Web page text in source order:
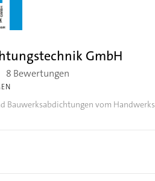
GmbH
8 Bewertungen
Bauwerksabdichtungen vom